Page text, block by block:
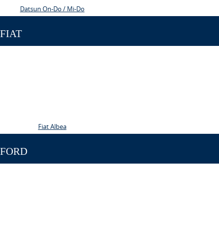
Datsun On-Do / Mi-Do
FIAT
Fiat Albea
FORD